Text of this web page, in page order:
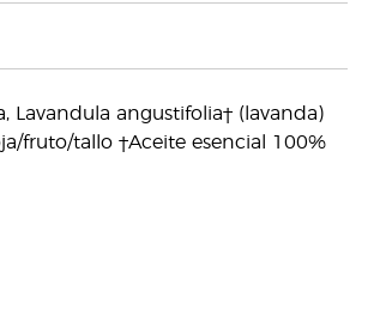
angustifolia† (lavanda)
fruto/tallo †Aceite esencial 100%